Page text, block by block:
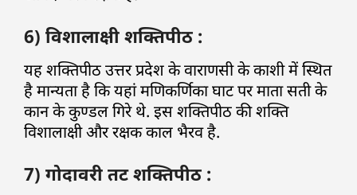
6) विशालाक्षी शक्तिपीठ :
यह शक्तिपीठ उत्तर प्रदेश के वाराणसी के काशी में स्थित
है मान्यता है कि यहां मणिकर्णिका घाट पर माता सती के
कान के कुण्डल गिरे थे. इस शक्तिपीठ की शक्ति
विशालाक्षी और रक्षक काल भैरव है.
7) गोदावरी तट शक्तिपीठ :